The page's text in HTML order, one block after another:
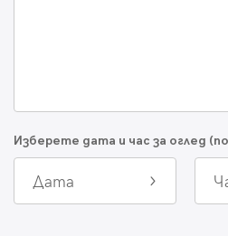
Изберете дата и час за оглед
Дата